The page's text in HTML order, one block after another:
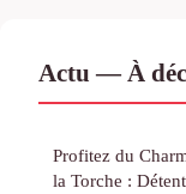
Actu — À
Profitez du
la Torche :